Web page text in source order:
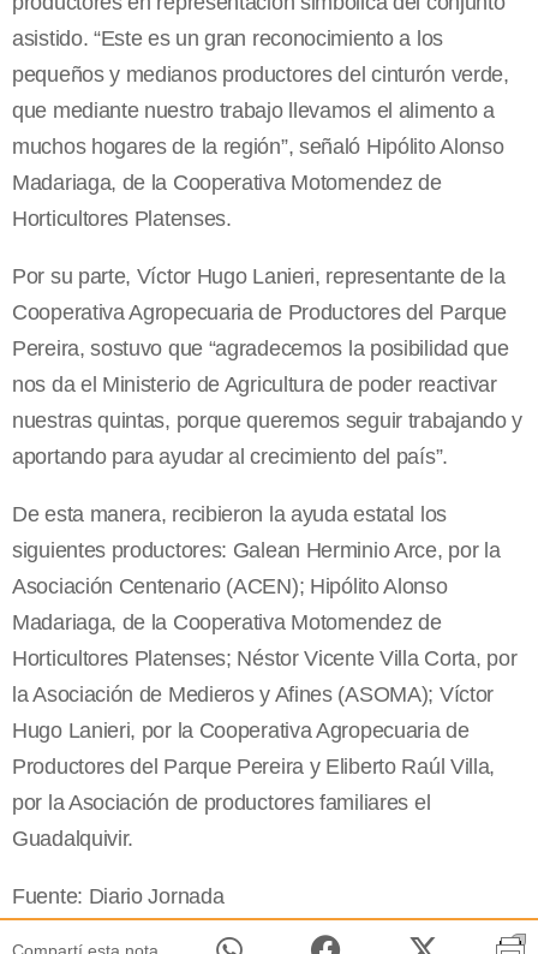
asistido. “Este es un gran reconocimiento a los
pequeños y medianos productores del cinturón verde,
que mediante nuestro trabajo llevamos el alimento a
muchos hogares de la región”, señaló Hipólito Alonso
Madariaga, de la Cooperativa Motomendez de
Horticultores Platenses.
Por su parte, Víctor Hugo Lanieri, representante de la
Cooperativa Agropecuaria de Productores del Parque
Pereira, sostuvo que “agradecemos la posibilidad que
nos da el Ministerio de Agricultura de poder reactivar
nuestras quintas, porque queremos seguir trabajando y
aportando para ayudar al crecimiento del país”.
De esta manera, recibieron la ayuda estatal los
siguientes productores: Galean Herminio Arce, por la
Asociación Centenario (ACEN); Hipólito Alonso
Madariaga, de la Cooperativa Motomendez de
Horticultores Platenses; Néstor Vicente Villa Corta, por
la Asociación de Medieros y Afines (ASOMA); Víctor
Hugo Lanieri, por la Cooperativa Agropecuaria de
Productores del Parque Pereira y Eliberto Raúl Villa,
por la Asociación de productores familiares el
Guadalquivir.
Fuente: Diario Jornada